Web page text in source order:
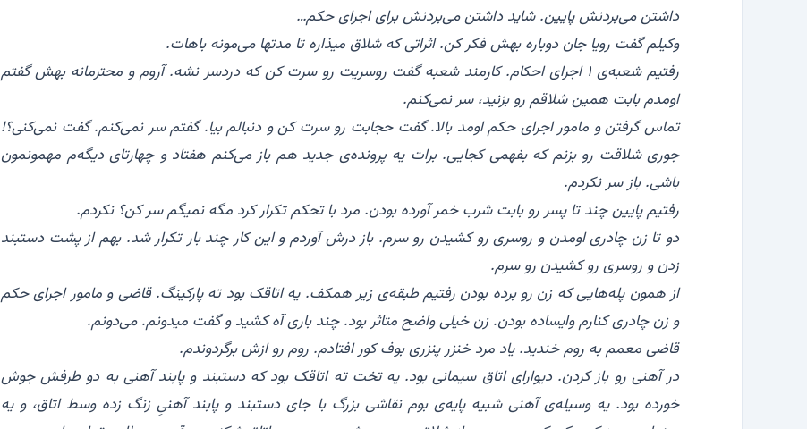
داشتن می‌بردنش پایین. شاید داشتن می‌بردنش برای اجرای حکم…
‏وکیلم گفت رویا جان دوباره بهش فکر کن. اثراتی که شلاق میذاره تا مدتها می‌مونه باهات.
‏رفتیم شعبه‌ی ۱ اجرای احکام. کارمند شعبه گفت روسریت رو سرت کن که دردسر نشه. آروم و محترمانه بهش گفتم
اومدم بابت همین شلاقم رو بزنید، سر نمی‌کنم.
‏تماس گرفتن و مامور اجرای حکم اومد بالا. گفت حجابت رو سرت کن و دنبالم بیا. گفتم سر نمی‌کنم. گفت نمی‌کنی؟!
جوری شلاقت رو بزنم که بفهمی کجایی. برات یه پرونده‌ی جدید هم باز می‌کنم هفتاد و چهارتای دیگه‌م مهمونمون
باشی. باز سر نکردم.
‏رفتیم پایین چند تا پسر رو بابت شرب خمر آورده بودن. مرد با تحکم تکرار کرد مگه نمیگم‌ سر کن؟ نکردم.
‏دو تا زن چادری اومدن و روسری رو کشیدن رو سرم. باز درش آوردم و این کار چند بار تکرار شد. بهم از پشت دستبند
زدن و روسری رو کشیدن رو سرم.
‏از همون پله‌هایی که زن رو برده بودن رفتیم طبقه‌ی زیر همکف. یه اتاقک بود ته پارکینگ. قاضی و مامور اجرای حکم
و زن چادری کنارم وایساده بودن. زن خیلی واضح متاثر بود. چند باری آه کشید و گفت میدونم. می‌دونم.
‏قاضی معمم به روم خندید. یاد مرد خنزر پنزری بوف کور افتادم. روم رو ازش برگردوندم.
‏در آهنی رو باز کردن. دیوارای اتاق سیمانی بود. یه تخت ته اتاقک بود که دستبند و پابند آهنی به دو طرفش جوش
خورده بود. یه وسیله‌ی آهنی شبیه پایه‌ی بوم نقاشی بزرگ با جای دستبند و پابند آهنیِ زنگ زده وسط اتاق، و یه